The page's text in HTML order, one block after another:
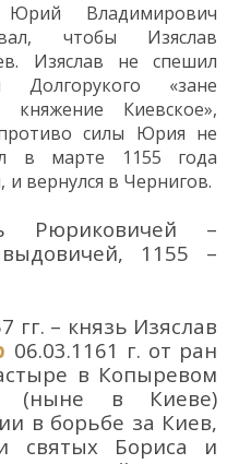
Юрий Владимирович
, чтобы Изяслав
Изяслав не спешил
Долгорукого «зане
Киевское»,
силы Юрия не
в марте 1155 года
, и вернулся в Чернигов.
Рюриковичей –
1155 –
гг. – князь Изяслав
06.03.1161 г. от ран
в Копыревом
(ныне в Киеве)
в борьбе за Киев,
святых Бориса и